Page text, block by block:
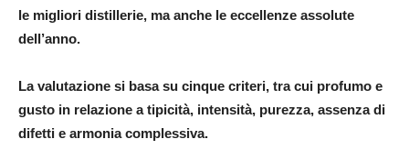
le migliori distillerie, ma anche le eccellenze assolute
dell’anno.
La valutazione si basa su cinque criteri, tra cui profumo e
gusto in relazione a tipicità, intensità, purezza, assenza di
difetti e armonia complessiva.